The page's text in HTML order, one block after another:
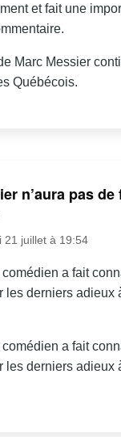
et fait une
Marc Messier
Québécois.
n’aura pas
21 juillet à 19:54
comédien a fait
les derniers adieux
comédien a fait
les derniers adieux